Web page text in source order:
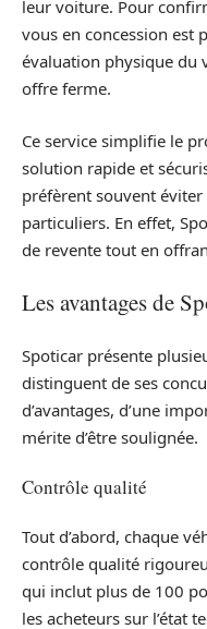
leur voiture. Pour
vous en concession est
évaluation physique du
offre ferme.
Ce service simplifie le
solution rapide et
préfèrent souvent éviter
particuliers. En effet,
de revente tout en
Les avantages de
Spoticar présente
distinguent de ses
d’avantages, d’une
mérite d’être soulignée.
Contrôle qualité
Tout d’abord, chaque
contrôle qualité
qui inclut plus de 100
les acheteurs sur l’état